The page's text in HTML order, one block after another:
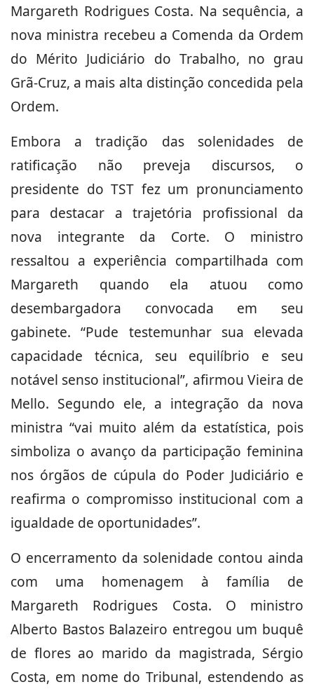
Margareth Rodrigues Costa. Na sequência, a
nova ministra recebeu a Comenda da Ordem
do Mérito Judiciário do Trabalho, no grau
Grã-Cruz, a mais alta distinção concedida pela
Ordem.
Embora a tradição das solenidades de
ratificação não preveja discursos, o
presidente do TST fez um pronunciamento
para destacar a trajetória profissional da
nova integrante da Corte. O ministro
ressaltou a experiência compartilhada com
Margareth quando ela atuou como
desembargadora convocada em seu
gabinete. “Pude testemunhar sua elevada
capacidade técnica, seu equilíbrio e seu
notável senso institucional”, afirmou Vieira de
Mello. Segundo ele, a integração da nova
ministra “vai muito além da estatística, pois
simboliza o avanço da participação feminina
nos órgãos de cúpula do Poder Judiciário e
reafirma o compromisso institucional com a
igualdade de oportunidades”.
O encerramento da solenidade contou ainda
com uma homenagem à família de
Margareth Rodrigues Costa. O ministro
Alberto Bastos Balazeiro entregou um buquê
de flores ao marido da magistrada, Sérgio
Costa, em nome do Tribunal, estendendo as